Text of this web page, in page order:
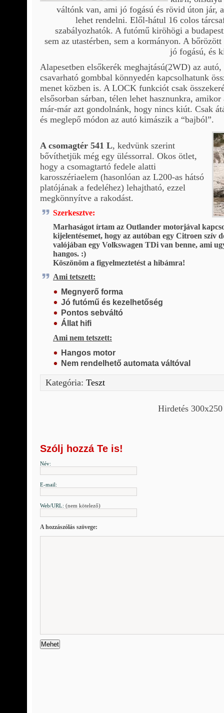
váltónk van, ami jó fogású és rövid úton jár,
lehet rendelni. Elől-hátul 16 colos
szabályozhatók. A futómű kiröhögi a
sem az utastérben, sem a kormányon. A
jó fogású, és
Alapesetben elsőkerék meghajtású(2WD) az
csavarható gombbal könnyedén kapcsolhatunk
menet közben is. A LOCK funkciót csak
elsősorban sárban, télen lehet hasznunkra,
már-már azt gondolnánk, hogy nincs kiút. Csak
és meglepő módon az autó kimászik a “bajból”.
A csomagtér 541 L, kedvünk szerint
bővíthetjük még egy üléssorral. Okos ötlet,
hogy a csomagtartó fedele alatti
karosszériaelem (hasonlóan az L200-as hátsó
platójának a fedeléhez) lehajtható, ezzel
megkönnyítve a rakodást.
Szerkesztve:
Marhaságot írtam az Outlander motorjával
kijelentésemet, hogy az autóban egy Citroen szív
valójában egy Volkswagen TDi van benne, ami
hangos. :)
Köszönöm a figyelmeztetést a hibámra!
Ami tetszett:
Megnyerő forma
Jó futómű és kezelhetőség
Pontos sebváltó
Állat hifi
Ami nem tetszett:
Hangos motor
Nem rendelhető automata váltóval
Kategória: Teszt
Hirdetés 300x250
Szólj hozzá Te is!
Név:
E-mail:
Web/URL: (nem kötelező)
A hozzászólás szövege: